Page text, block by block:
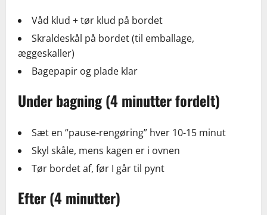
Våd klud + tør klud på bordet
Skraldeskål på bordet (til emballage,
æggeskaller)
Bagepapir og plade klar
Under bagning (4 minutter fordelt)
Sæt en “pause-rengøring” hver 10-15 minut
Skyl skåle, mens kagen er i ovnen
Tør bordet af, før I går til pynt
Efter (4 minutter)